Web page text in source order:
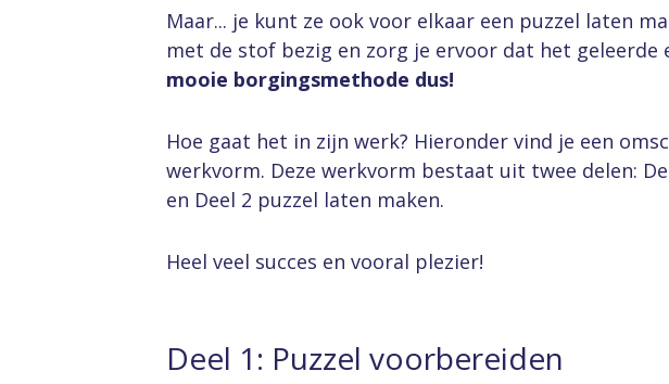
Maar... je kunt ze ook voor elkaar een puzzel laten
met de stof bezig en zorg je ervoor dat het geleerde
mooie borgingsmethode dus!
Hoe gaat het in zijn werk? Hieronder vind je een
werkvorm. Deze werkvorm bestaat uit twee delen:
en Deel 2 puzzel laten maken.
Heel veel succes en vooral plezier!
Deel 1: Puzzel voorbereiden